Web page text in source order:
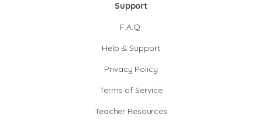
Support
F.A.Q.
Help & Support
Privacy Policy
Terms of Service
Teacher Resources